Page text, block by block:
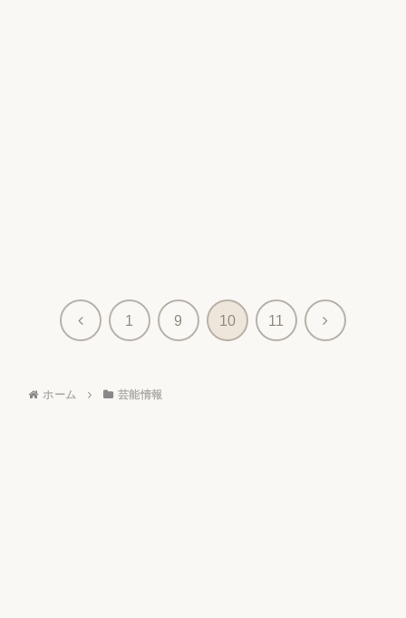
前 1 9 10 11 次
ホーム 芸能情報